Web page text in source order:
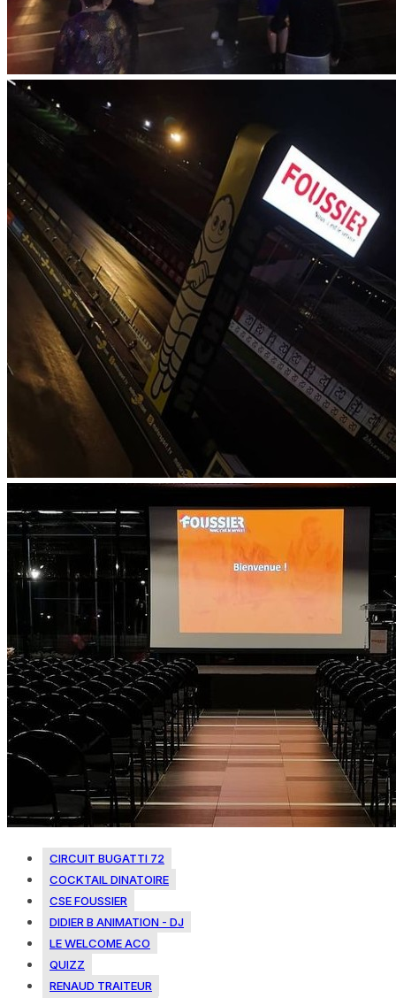
CIRCUIT BUGATTI 72
COCKTAIL DINATOIRE
CSE FOUSSIER
DIDIER B ANIMATION - DJ
LE WELCOME ACO
QUIZZ
RENAUD TRAITEUR